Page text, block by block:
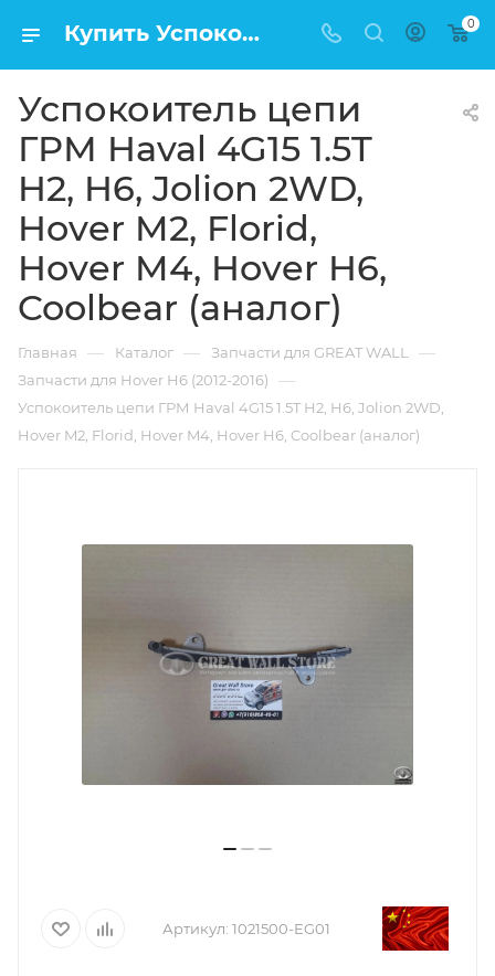
Купить Успокоитель цепи ГРМ Haval 4G15 1.5T H2, H6, Jolion 2WD, Hover M2, Florid, Hover M4, Hover H6, Coolbear (аналог) в Москве по низкой цене 0
Успокоитель цепи
ГРМ Haval 4G15 1.5T
H2, H6, Jolion 2WD,
Hover M2, Florid,
Hover M4, Hover H6,
Coolbear (аналог)
Главная — Каталог — Запчасти для GREAT WALL —
Запчасти для Hover H6 (2012-2016) —
Успокоитель цепи ГРМ Haval 4G15 1.5T H2, H6, Jolion 2WD,
Hover M2, Florid, Hover M4, Hover H6, Coolbear (аналог)
Артикул: 1021500-EG01